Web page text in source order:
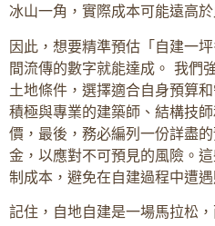
冰山一角，實際成本可能遠高於
因此，想要精準預估「自建一
間流傳的數字就能達成。 我們
土地條件，選擇適合自身預算
積極與專業的建築師、結構技
價，最後，務必編列一份詳盡
金，以應對不可預見的風險。
制成本，避免在自建過程中遭
記住，自地自建是一場馬拉松